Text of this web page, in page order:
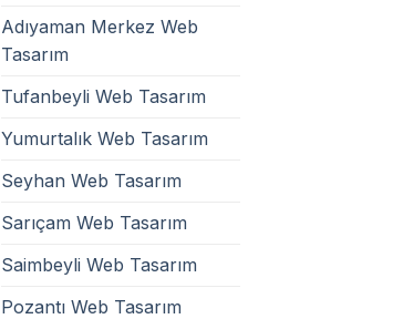
Adıyaman Merkez Web
Tasarım
Tufanbeyli Web Tasarım
Yumurtalık Web Tasarım
Seyhan Web Tasarım
Sarıçam Web Tasarım
Saimbeyli Web Tasarım
Pozantı Web Tasarım